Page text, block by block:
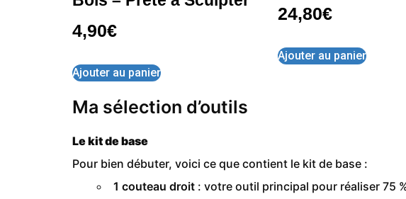
4,90€
Ajouter au panier
24,80€
Ajouter au panier
Ma sélection d’outils
Le kit de base
Pour bien débuter, voici ce que contient le kit de base :
1 couteau droit : votre outil principal pour réaliser 75